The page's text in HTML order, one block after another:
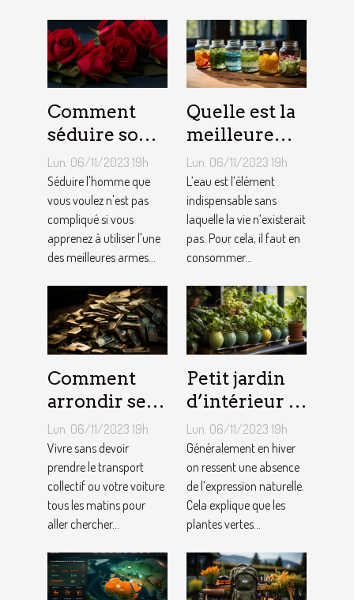
Comment
séduire son
homme ?
Lun. 06/11/2023 19h
Séduire l'homme que
vous voulez n'est pas
compliqué si vous
apprenez à utiliser l'une
des meilleures armes...
Quelle est la
meilleure
quantité
d’eau qu’il
faut au
quotidien ?
Lun. 06/11/2023 19h
L’eau est l’élément
indispensable sans
laquelle la vie n’existerait
pas. Pour cela, il faut en
consommer...
Comment
arrondir ses
fins du mois
avec
l’internet ?
Lun. 06/11/2023 19h
Vivre sans devoir
prendre le transport
collectif ou votre voiture
tous les matins pour
aller chercher...
Petit jardin
d’intérieur :
comment en
créer chez
soi ?
Lun. 06/11/2023 19h
Généralement en hiver
on ressent une absence
de l’expression naturelle.
Cela explique que les
plantes vertes...